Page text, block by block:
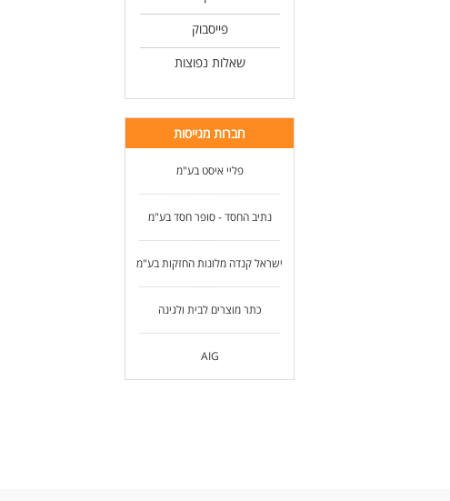
פייסבוק
שאלות נפוצות
חברות מגייסות
פליי איסט בע"מ
נתיב החסד - סופר חסד בע"מ
ישראל קנדה מלונות החזקות בע"מ
כתר מוצרים לבית ולגינה
AIG